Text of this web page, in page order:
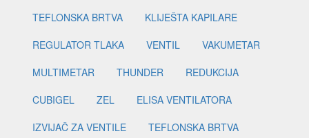
TEFLONSKA BRTVA
KLIJEŠTA KAPILARE
REGULATOR TLAKA
VENTIL
VAKUMETAR
MULTIMETAR
THUNDER
REDUKCIJA
CUBIGEL
ZEL
ELISA VENTILATORA
IZVIJAČ ZA VENTILE
TEFLONSKA BRTVA